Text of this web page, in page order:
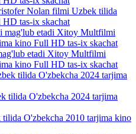
Nolan filmi Uzbek tilida
tas-ix skachat
etadi Xitoy Multfilmi
kino Full HD tas-ix skachat
tilida O'zbekcha 2024 tarjima